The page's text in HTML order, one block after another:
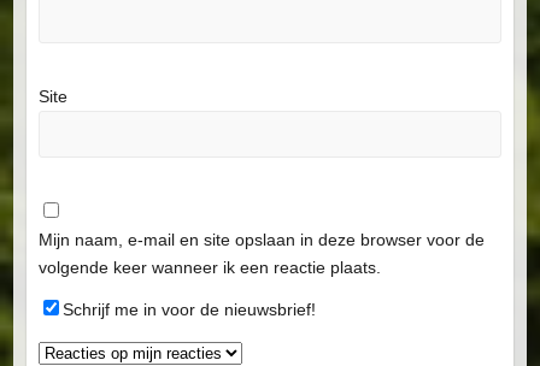
Site
Mijn naam, e-mail en site opslaan in deze browser voor de
volgende keer wanneer ik een reactie plaats.
Schrijf me in voor de nieuwsbrief!